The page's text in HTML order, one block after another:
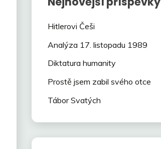
Hitlerovi Češi
Analýza 17. listopadu 1989
Diktatura humanity
Prostě jsem zabil svého otce
Tábor Svatých